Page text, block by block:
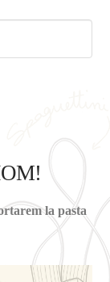
la pasta